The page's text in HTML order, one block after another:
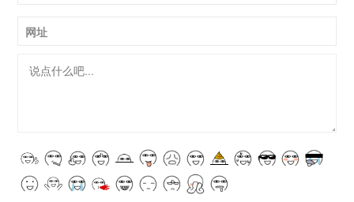
网址